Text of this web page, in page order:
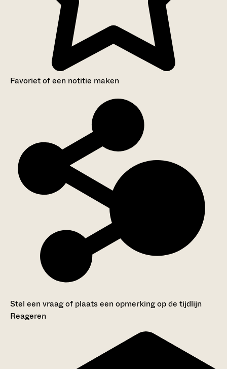
Favoriet of een notitie maken
Stel een vraag of plaats een opmerking op de tijdlijn
Reageren